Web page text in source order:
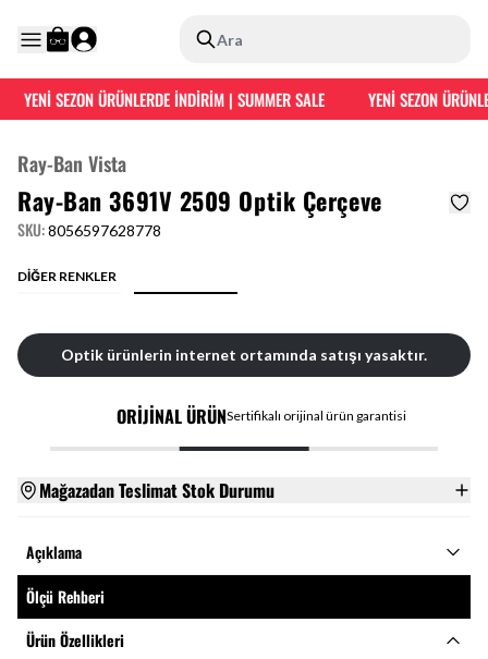
Ara
YENİ SEZON ÜRÜNLERDE İNDİRİM | SUMMER SALE YENİ SEZON
Ray-Ban Vista
Ray-Ban 3691V 2509 Optik Çerçeve
SKU:8056597628778
DİĞER RENKLER
Optik ürünlerin internet ortamında satışı yasaktır.
ORİJİNAL ÜRÜNSertifikalı orijinal ürün garantisi
Mağazadan Teslimat Stok Durumu
Açıklama
Ölçü Rehberi
Ürün Özellikleri